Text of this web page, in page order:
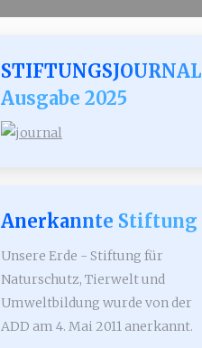
STIFTUNGSJOURNAL
Ausgabe 2025
Anerkannte Stiftung
Unsere Erde - Stiftung für
Naturschutz, Tierwelt und
Umweltbildung wurde von der
ADD am 4. Mai 2011 anerkannt.